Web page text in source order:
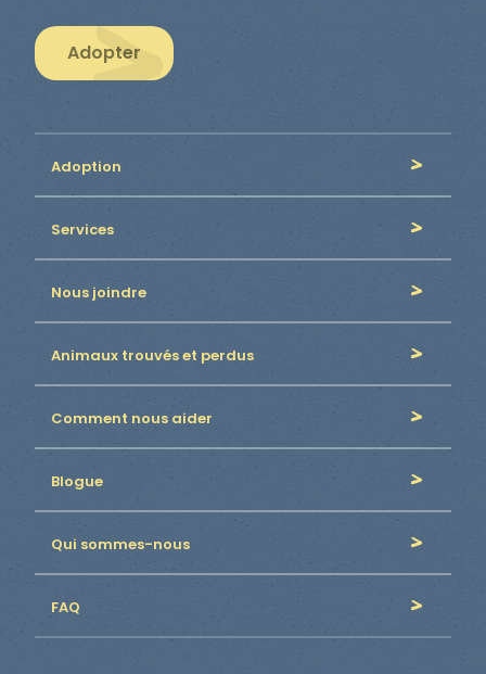
Adopter
Adoption
Services
Nous joindre
Animaux trouvés et perdus
Comment nous aider
Blogue
Qui sommes-nous
FAQ